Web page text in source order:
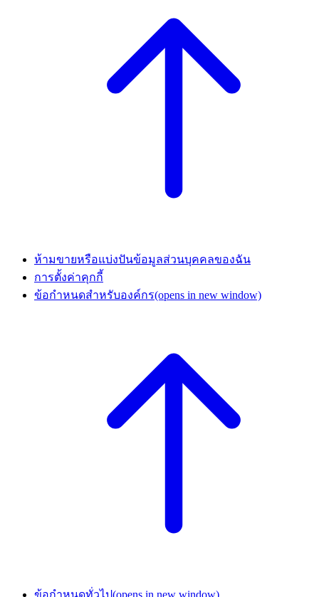
ห้ามขายหรือแบ่งปันข้อมูลส่วนบุคคลของฉัน
การตั้งค่าคุกกี้
ข้อกำหนดสำหรับองค์กร(opens in new window)